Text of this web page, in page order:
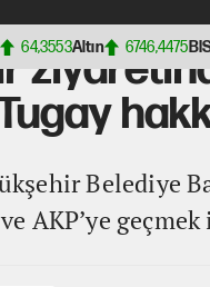
64,3553Altın 6746,4475
Belediye
AKP’ye